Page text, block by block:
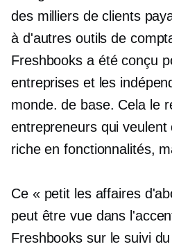
des milliers de clients
à d'autres outils de
Freshbooks a été conçu
entreprises et les
monde.de base. Cela le
entrepreneurs qui veulent
riche en fonctionnalités,
Ce « petit les affaires
peut être vue dans
Freshbooks sur le suivi